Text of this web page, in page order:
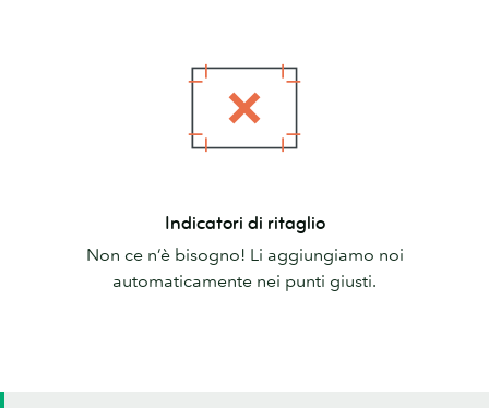
ritaglio
Indicatori di ritaglio
Non ce n’è bisogno! Li aggiungiamo noi
automaticamente nei punti giusti.